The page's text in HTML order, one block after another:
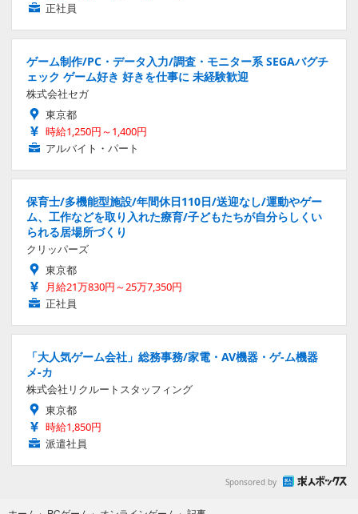
正社員
ゲーム制作/PC・データ入力/調査・モニター系 SEGAバグチ
ェック ゲーム好き 好きを仕事に 未経験歓迎
株式会社セガ
東京都
時給1,250円～1,400円
アルバイト・パート
保育士/多機能型施設/年間休日110日/送迎なし/運動やゲー
ム、工作などを取り入れた療育/子どもたちが自分らしくい
られる居場所づくり
クリッパーズ
東京都
月給21万830円～25万7,350円
正社員
「大人気ゲーム会社」総務事務/家電・AV機器・ゲ-ム機器
メ-カ
株式会社リクルートスタッフィング
東京都
時給1,850円
派遣社員
Sponsored by